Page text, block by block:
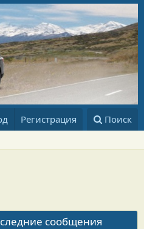
Регистрация Поиск
сообщения